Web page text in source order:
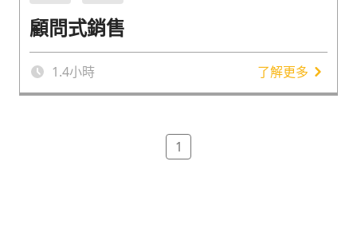
顧問式銷售
1.4小時 了解更多
1